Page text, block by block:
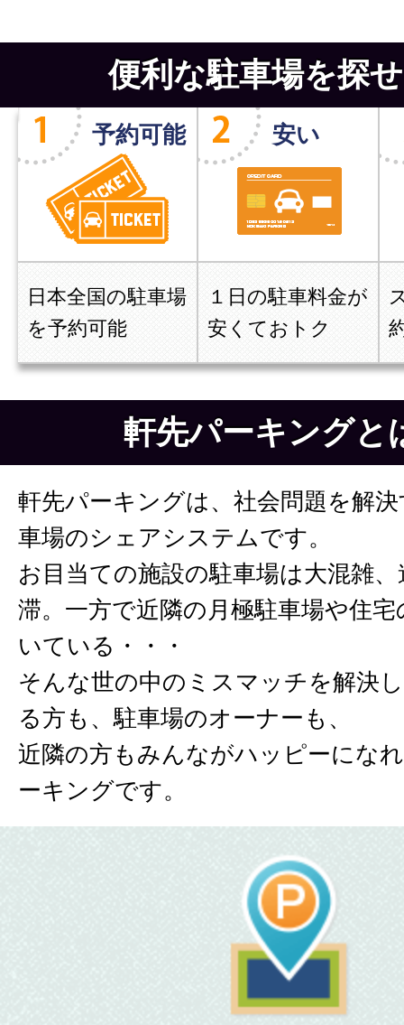
便利な駐車場を探
予約可能
日本全国の駐車場
を予約可能
安い
１日の駐車料金が
安くておトク
軒先パーキングと
軒先パーキングは、社会問題を解
車場のシェアシステムです。
お目当ての施設の駐車場は大混雑
滞。一方で近隣の月極駐車場や住
いている・・・
そんな世の中のミスマッチを解決
る方も、駐車場のオーナーも、
近隣の方もみんながハッピーにな
ーキングです。